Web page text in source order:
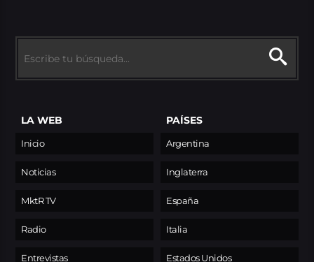
LA WEB
Inicio
Noticias
MktR TV
Radio
Entrevistas
PAÍSES
Argentina
Inglaterra
España
Italia
Estados Unidos